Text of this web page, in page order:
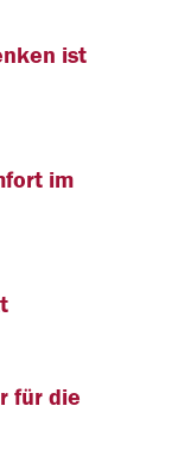
ist
im
für die